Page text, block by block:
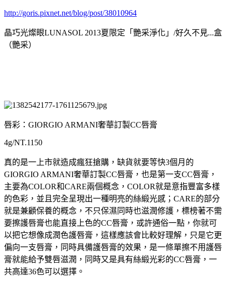
http://goris.pixnet.net/blog/post/38010964
晶巧光燦眼LUNASOL 2013夏限定「艷采淨化」/好久不見...盒
（艷采）
唇彩：GIORGIO ARMANI奢華訂製CC唇膏
4g/NT.1150
真的是一上市就造成瘋狂搶購，缺貨就要等快3個月的
GIORGIO ARMANI奢華訂製CC唇膏，也是第一支CC唇膏，
主要為COLOR和CARE兩個概念，COLOR就是意指豐富多樣
的色彩，並且完全呈現出一種明亮的絲緞光感；CARE的部分
就是兼顧保養的概念，不只保濕同時也滋潤修護，標榜著不需
要擦護唇膏也能直接上色的CC唇膏，或許通俗一點，你就可
以把它想像成潤色護唇膏，這樣應該會比較好理解，只是它更
偏向一支唇膏，同時具備護唇膏的效果，是一條單擦不用護唇
膏就能給予雙唇滋潤，同時又是具有絲緞光彩的CC唇膏，一
共高達36色可以選擇。